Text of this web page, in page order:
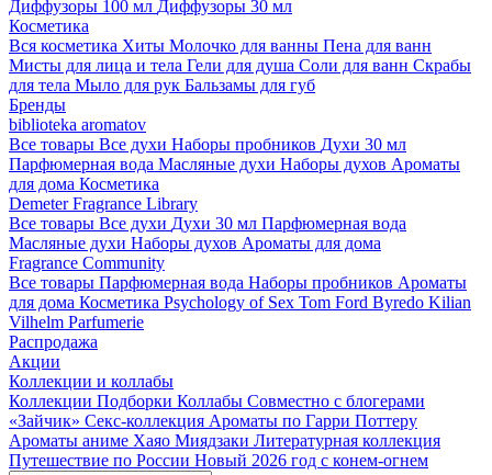
Диффузоры 100 мл Диффузоры 30 мл
Косметика
Вся косметика Хиты Молочко для ванны Пена для ванн
Мисты для лица и тела Гели для душа Соли для ванн Скрабы
для тела Мыло для рук Бальзамы для губ
Бренды
biblioteka aromatov
Все товары Все духи Наборы пробников Духи 30 мл
Парфюмерная вода Масляные духи Наборы духов Ароматы
для дома Косметика
Demeter Fragrance Library
Все товары Все духи Духи 30 мл Парфюмерная вода
Масляные духи Наборы духов Ароматы для дома
Fragrance Community
Все товары Парфюмерная вода Наборы пробников Ароматы
для дома Косметика Psychology of Sex Tom Ford Byredo Kilian
Vilhelm Parfumerie
Распродажа
Акции
Коллекции и коллабы
Коллекции Подборки Коллабы Совместно с блогерами
«Зайчик» Секс-коллекция Ароматы по Гарри Поттеру
Ароматы аниме Хаяо Миядзаки Литературная коллекция
Путешествие по России Новый 2026 год с конем-огнем